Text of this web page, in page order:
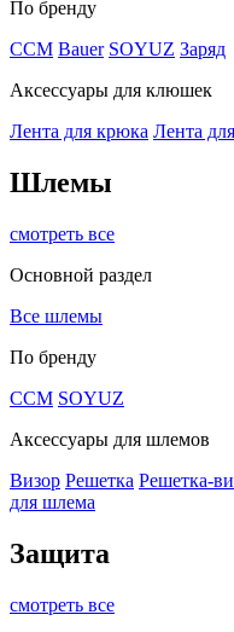
По бренду
CCM Bauer SOYUZ Заряд
Аксессуары для клюшек
Лента для крюка Лента
Шлемы
смотреть все
Основной раздел
Все шлемы
По бренду
CCM SOYUZ
Аксессуары для шлемов
Визор Решетка Решетка-
для шлема
Защита
смотреть все